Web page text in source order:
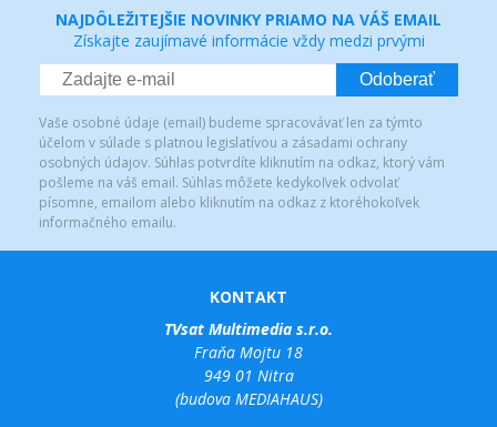
NAJDÔLEŽITEJŠIE NOVINKY PRIAMO NA VÁŠ EMAIL
Získajte zaujímavé informácie vždy medzi prvými
Odoberať
Vaše osobné údaje (email) budeme spracovávať len za týmto
účelom v súlade s platnou legislatívou a zásadami ochrany
osobných údajov. Súhlas potvrdíte kliknutím na odkaz, ktorý vám
pošleme na váš email. Súhlas môžete kedykoľvek odvolať
písomne, emailom alebo kliknutím na odkaz z ktoréhokoľvek
informačného emailu.
KONTAKT
TVsat Multimedia s.r.o.
Fraňa Mojtu 18
949 01 Nitra
(budova MEDIAHAUS)